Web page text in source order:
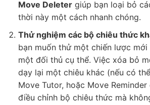
Move Deletergiúp bạn loại bỏ
thời này một cách nhanh chóng.
Thử nghiệm các bộ chiêu thức
bạn muốn thử một chiến lược
một đối thủ cụ thể. Việc xóa bỏ
dạy lại một chiêu khác (nếu có
Move Tutor, hoặc Move
điều chỉnh bộ chiêu thức mà